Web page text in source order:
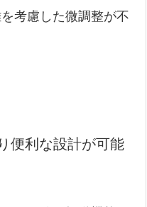
考慮した微調整が不
便利な設計が可能